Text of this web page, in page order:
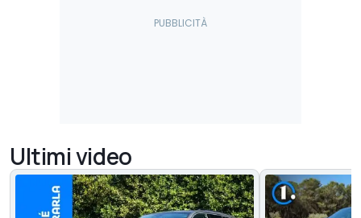
Ultimi video